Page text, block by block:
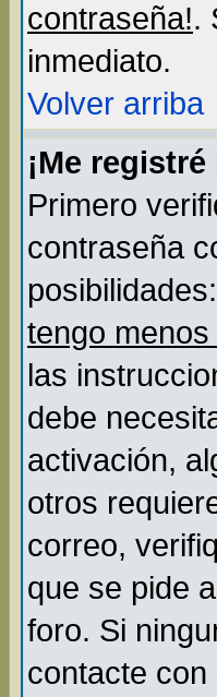
contraseña!.
inmediato.
Volver arriba
¡Me
Primero
contraseña
tengo
las
debe
activación,
otros
correo,
que se pide
foro. Si
contacte